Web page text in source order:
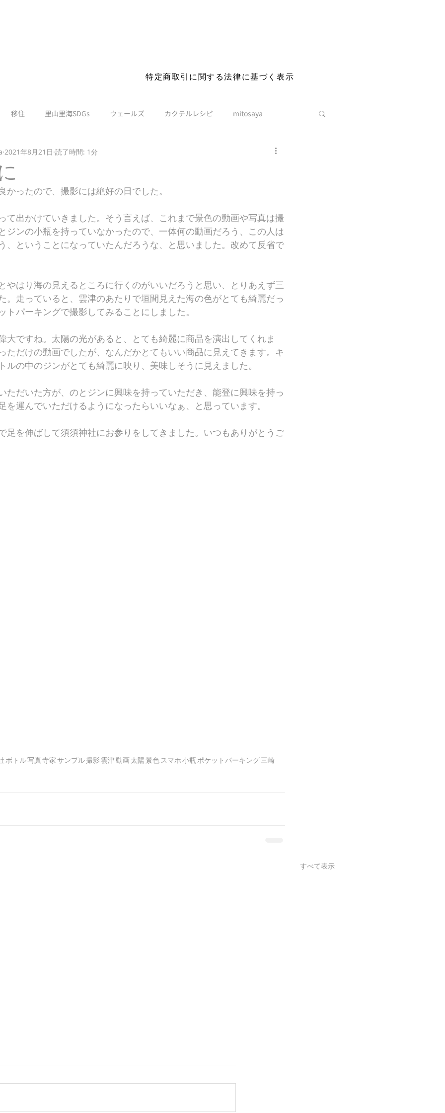
before you visit. More details
特定商取引に関する法律に基づく表示
移住 里山里海SDGs ウェールズ カクテルレシピ mitosaya
2021年8月21日 読了時間: 1分
かったので、撮影には絶好の日でした。
て出かけていきました。そう言えば、これまで景色の動画や写真は撮
ジンの小瓶を持っていなかったので、一体何の動画だろう、この人は
、ということになっていたんだろうな、と思いました。改めて反省で
やはり海の見えるところに行くのがいいだろうと思い、とりあえず三
。走っていると、雲津のあたりで垣間見えた海の色がとても綺麗だっ
トパーキングで撮影してみることにしました。
大ですね。太陽の光があると、とても綺麗に商品を演出してくれま
ただけの動画でしたが、なんだかとてもいい商品に見えてきます。キ
ルの中のジンがとても綺麗に映り、美味しそうに見えました。
ただいた方が、のとジンに興味を持っていただき、能登に興味を持っ
を運んでいただけるようになったらいいなぁ、と思っています。
足を伸ばして須須神社にお参りをしてきました。いつもありがとうご
ボトル写真寺家サンプル撮影 雲津動画太陽景色スマホ小瓶ポケットパーキング三崎
すべて表示